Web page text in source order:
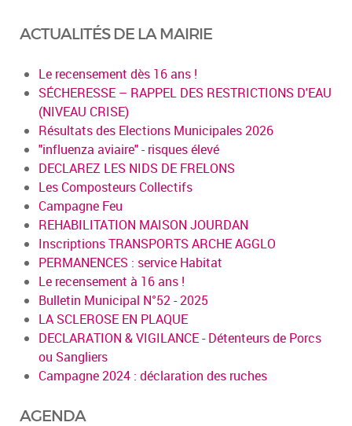
ACTUALITÉS DE LA MAIRIE
Le recensement dès 16 ans !
SÉCHERESSE – RAPPEL DES RESTRICTIONS D'EAU
(NIVEAU CRISE)
Résultats des Elections Municipales 2026
"influenza aviaire" - risques élevé
DECLAREZ LES NIDS DE FRELONS
Les Composteurs Collectifs
Campagne Feu
REHABILITATION MAISON JOURDAN
Inscriptions TRANSPORTS ARCHE AGGLO
PERMANENCES : service Habitat
Le recensement à 16 ans !
Bulletin Municipal N°52 - 2025
LA SCLEROSE EN PLAQUE
DECLARATION & VIGILANCE - Détenteurs de Porcs
ou Sangliers
Campagne 2024 : déclaration des ruches
AGENDA